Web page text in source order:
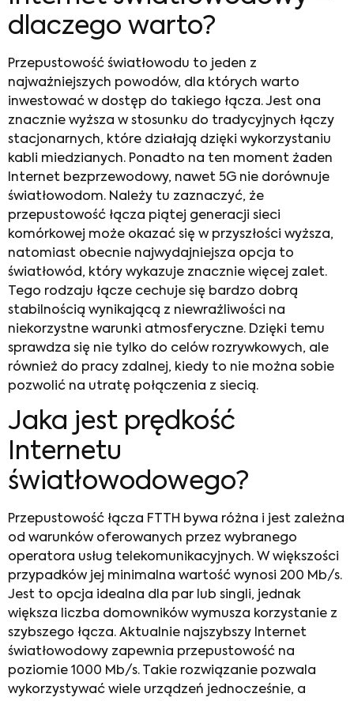
dlaczego warto?
Przepustowość światłowodu to jeden z
najważniejszych powodów, dla których warto
inwestować w dostęp do takiego łącza. Jest ona
znacznie wyższa w stosunku do tradycyjnych łączy
stacjonarnych, które działają dzięki wykorzystaniu
kabli miedzianych. Ponadto na ten moment żaden
Internet bezprzewodowy, nawet 5G nie dorównuje
światłowodom. Należy tu zaznaczyć, że
przepustowość łącza piątej generacji sieci
komórkowej może okazać się w przyszłości wyższa,
natomiast obecnie najwydajniejsza opcja to
światłowód, który wykazuje znacznie więcej zalet.
Tego rodzaju łącze cechuje się bardzo dobrą
stabilnością wynikającą z niewrażliwości na
niekorzystne warunki atmosferyczne. Dzięki temu
sprawdza się nie tylko do celów rozrywkowych, ale
również do pracy zdalnej, kiedy to nie można sobie
pozwolić na utratę połączenia z siecią.
Jaka jest prędkość
Internetu
światłowodowego?
Przepustowość łącza FTTH bywa różna i jest zależna
od warunków oferowanych przez wybranego
operatora usług telekomunikacyjnych. W większości
przypadków jej minimalna wartość wynosi 200 Mb/s.
Jest to opcja idealna dla par lub singli, jednak
większa liczba domowników wymusza korzystanie z
szybszego łącza. Aktualnie najszybszy Internet
światłowodowy zapewnia przepustowość na
poziomie 1000 Mb/s. Takie rozwiązanie pozwala
wykorzystywać wiele urządzeń jednocześnie, a